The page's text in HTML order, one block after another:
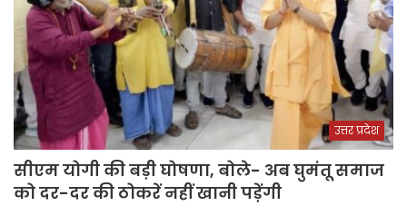
उत्तर प्रदेश
सीएम योगी की बड़ी घोषणा, बोले- अब घुमंतू समाज
को दर-दर की ठोकरें नहीं खानी पड़ेंगी